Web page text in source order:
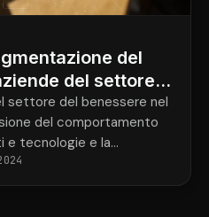
del
del settore
settore del benessere nel
del comportamento
e tecnologie e la
attraverso
CRMConnect